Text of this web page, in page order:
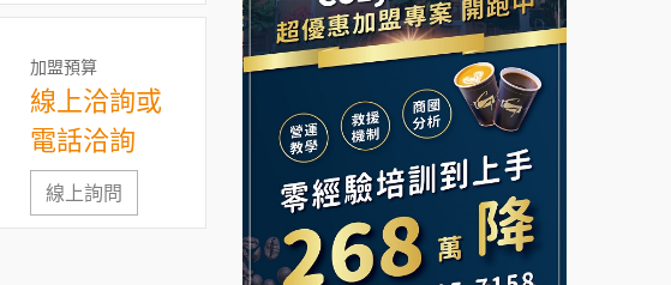
加盟預算
線上洽詢或
電話洽詢
線上詢問
蓁伙烤倆吃加盟說明會
霏等茶加盟說明會
早安山丘加盟說明會
冰封仙果加盟說明會
拾鑶火鍋加盟說明會
阿性情趣無人販售所加盟明會
龍涎居好湯加盟說明會
舒油頭加盟說明會
韓金量加盟說明會